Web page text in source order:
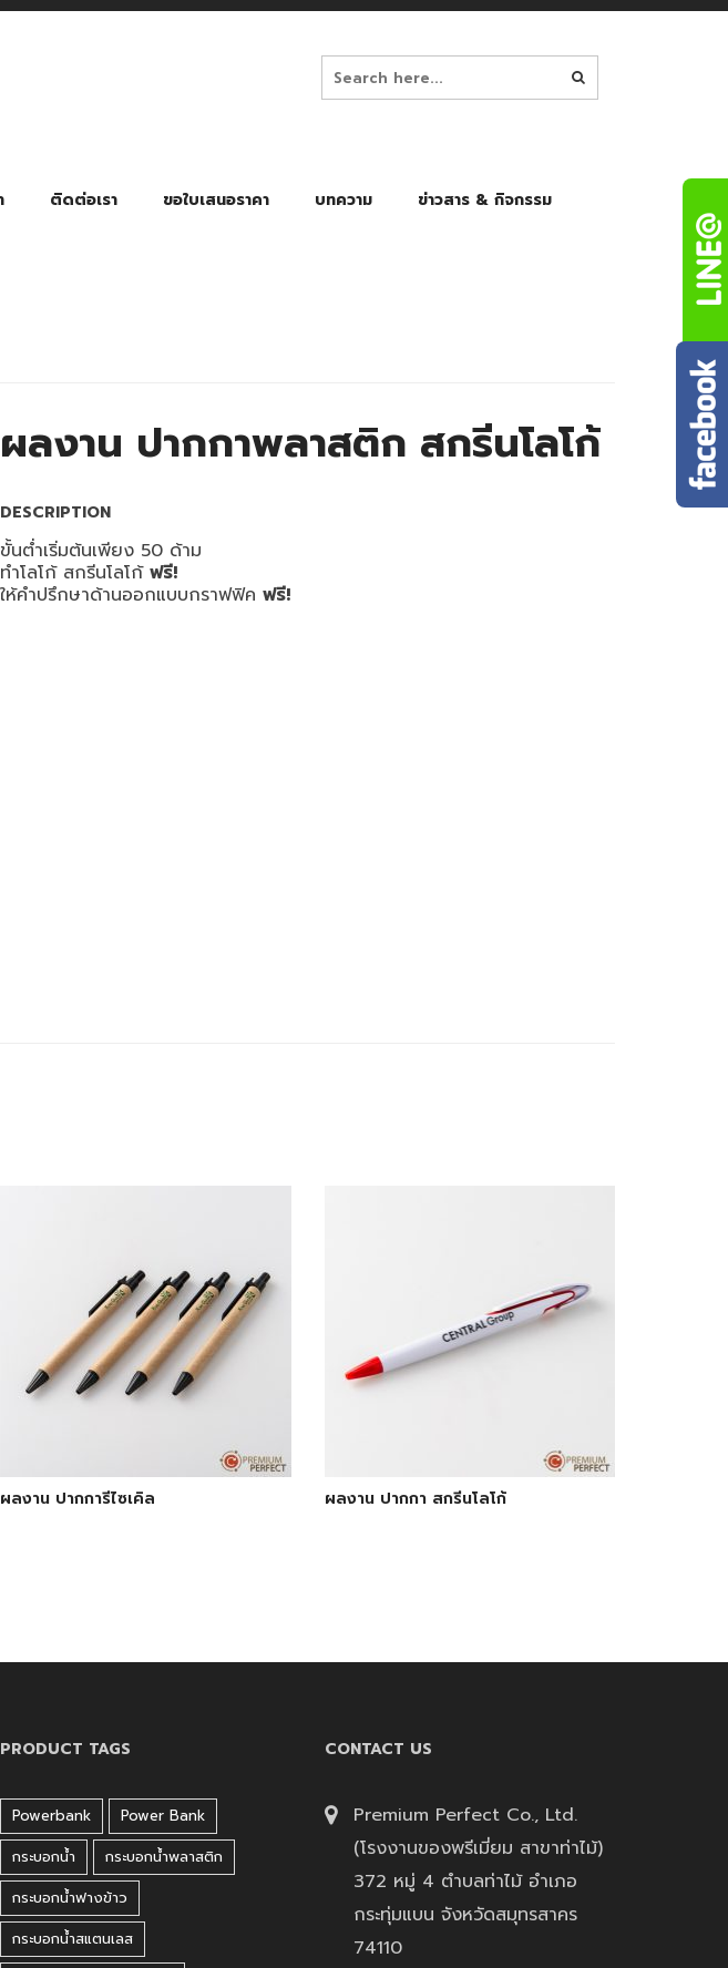
ติดต่อเรา ขอใบเสนอราคา บทความ ข่าวสาร & กิจกรรม
ผลงาน ปากกาพลาสติก สกรีนโลโก้
DESCRIPTION
ขั้นต่ำเริ่มต้นเพียง 50 ด้าม
ทำโลโก้ สกรีนโลโก้ ฟรี!
ให้คำปรึกษาด้านออกแบบกราฟฟิค ฟรี!
ผลงาน ปากการีไซเคิล ผลงาน ปากกา สกรีนโลโก้
PRODUCT TAGS
Powerbank
Power Bank
กระบอกน้ำ
กระบอกน้ำพลาสติก
กระบอกน้ำฟางข้าว
กระบอกน้ำสแตนเลส
CONTACT US
Premium Perfect Co., Ltd.
(โรงงานของพรีเมี่ยม สาขาท่าไม้)
372 หมู่ 4 ตำบลท่าไม้ อำเภอ
กระทุ่มแบน จังหวัดสมุทรสาคร
74110